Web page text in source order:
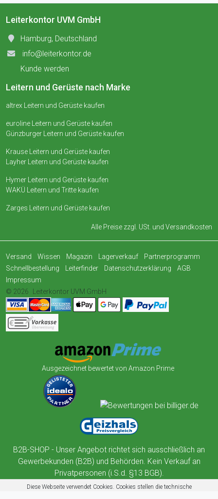
Leiterkontor UVM GmbH
Hamburg, Deutschland
info@leiterkontor.de
Kunde werden
Leitern und Gerüste nach Marke
altrex Leitern und Gerüste kaufen
euroline Leitern und Gerüste kaufen
Günzburger Leitern und Gerüste kaufen
Krause Leitern und Gerüste kaufen
Layher Leitern und Gerüste kaufen
Hymer Leitern und Gerüste kaufen
WAKÜ Leitern und Tritte kaufen
Zarges Leitern und Gerüste kaufen
Alle Preise zzgl. USt. und Versandkosten
Versand Wissen Magazin Lagerverkauf
Partnerprogramm
Schnellbestellung
Leiterfinder Datenschutzerklärung
AGB
Impressum
© 2026
Leiterkontor UVM GmbH
Ausgezeichnet bewertet von Amazon Prime
B2B-SHOP - Unser Angebot richtet sich ausschließlich an
Gewerbekunden (B2B) und Behörden. Kein Verkauf an
Privatpersonen (i.S.d. §13 BGB).
Diese Webseite verwendet Cookies. Cookies stellen die technische